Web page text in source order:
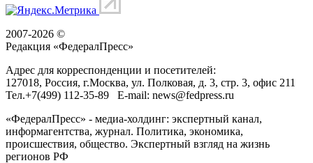
2007-2026 ©
Редакция «ФедералПресс»
Адрес для корреспонденции и посетителей:
127018, Россия, г.Москва, ул. Полковая, д. 3, стр. 3, офис 211
Тел.+7(499) 112-35-89 E-mail: news@fedpress.ru
«ФедералПресс» - медиа-холдинг: экспертный канал,
информагентства, журнал. Политика, экономика,
происшествия, общество. Экспертный взгляд на жизнь
регионов РФ